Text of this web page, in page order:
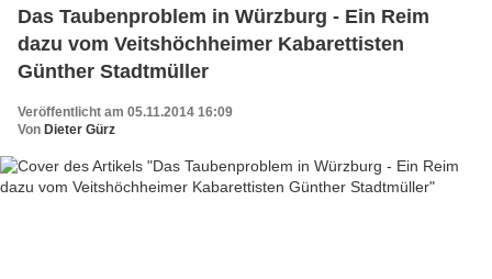
Das Taubenproblem in Würzburg - Ein Reim
dazu vom Veitshöchheimer Kabarettisten
Günther Stadtmüller
Veröffentlicht am 05.11.2014 16:09
Von Dieter Gürz